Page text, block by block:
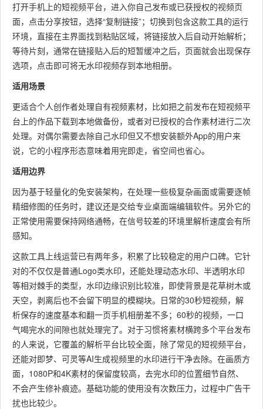
打开手机上的短视频平台，进入你自己发布或已获授权的视频页
面，点击分享按钮，选择“复制链接”；切换到包含这款工具的运行
环境，直接在主界面找到粘贴区域，将链接放入后自动开始解析；
等待片刻，通常在链接贴入后的短暂缓冲之后，页面就会出现保存
选项，点击即可将无水印视频存到本地相册。
适用场景
更适合个人创作者处理自有视频素材，比如把之前发布在短视频平
台上的作品下载到本地做备份，或者对已授权的合作素材进行二次
处理。对偶尔需要去除自己水印但又不想安装额外App的用户来
说，它的小程序形态意味着用完即走，省空间也省心。
适用边界
因为基于轻量化的免安装架构，在处理一些极复杂画面或需要逐帧
精细修图的任务时，建议还是交给专业桌面端编辑软件。另外它的
正常使用需要保持网络通畅，在信号较差的环境里解析速度会有所
感知。
这款工具上线运营已有两年多，积累了比较稳定的用户口碑。它针
对的不仅仅是普通Logo类水印，还能处理动态水印、半透明水印
等相对棘手的类型，水印边缘识别比较准，即使背景是花草树木或
天空，剥离后也不会留下明显的模糊块。日常的30秒短视频，解
析保存的速度基本和翻一页手机相册差不多；60秒的视频，一口
气喝完水的间隙也就处理完了。对于习惯将素材横跨多个平台发布
的人来说，它覆盖的解析平台比较全面，除了常见的短视频平台，
还能对即梦、可灵等AI生成视频里的水印进行干净去除。在画质方
面，1080P和4K素材的保留度较高，去完水印的位置细节自然、
不会产生修补痕迹。基础功能的使用没有次数压力，过程中广告干
扰也比较少。